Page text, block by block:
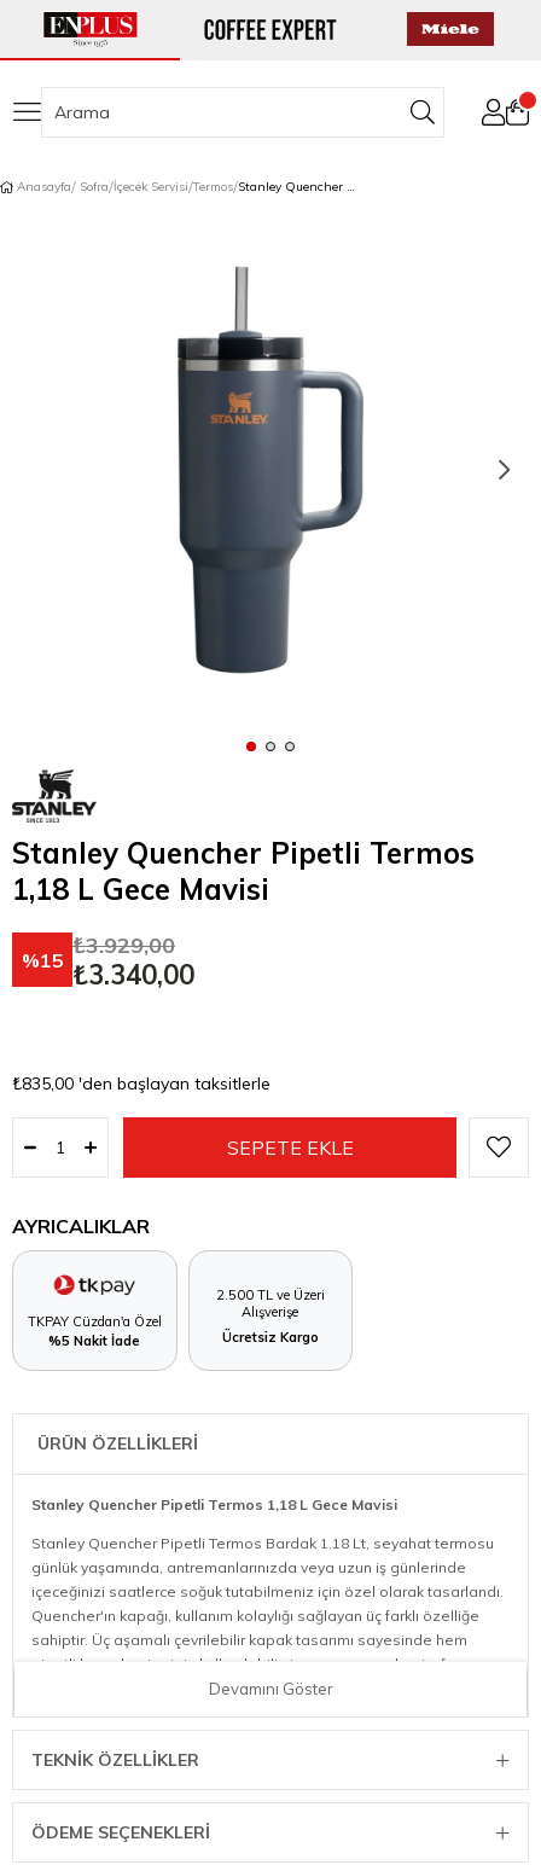
Anasayfa Sofra İçecek Servisi Termos Stanley Quencher Pipetli Termos 1,18 L Gece Mavisi
Stanley Quencher Pipetli Termos
1,18 L Gece Mavisi
15
₺3.929,00
₺3.340,00
₺835,00 'den başlayan taksitlerle
AYRICALIKLAR
TKPAY Cüzdan'a Özel
%5 Nakit İade
2.500 TL ve Üzeri
Alışverişe
Ücretsiz Kargo
ÜRÜN ÖZELLİKLERİ
Stanley Quencher Pipetli Termos 1,18 L Gece Mavisi
Stanley Quencher Pipetli Termos Bardak 1.18 Lt, seyahat termosu
günlük yaşamında, antremanlarınızda veya uzun iş günlerinde
içeceğinizi saatlerce soğuk tutabilmeniz için özel olarak tasarlandı.
Quencher'ın kapağı, kullanım kolaylığı sağlayan üç farklı özelliğe
sahiptir. Üç aşamalı çevrilebilir kapak tasarımı sayesinde hem
pipetli hem de pipetsiz kullanılabilir, taşıma sırasında etrafa sıvı
sıçramasını önlemek için ise pipeti çıkararak kilitli duruma
tasarlanmıştır.
Pipet ile kullanımın doğası ve kapak yapısının şekli nedeni ile
Stanley Quencher yan veya ters çevrildiği zaman pipet kısmından
veya kapak kilitli konumda iken akıtma yapabilir.
Devamını Göster
TEKNIK ÖZELLIKLER
ÖDEME SEÇENEKLERI